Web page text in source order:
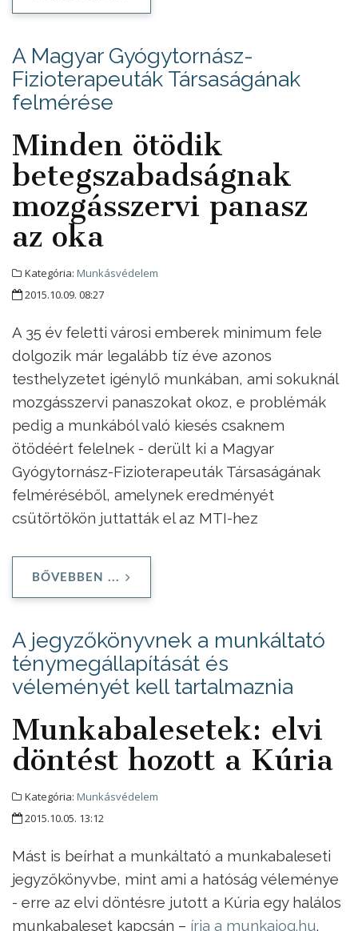
A Magyar Gyógytornász-
Fizioterapeuták Társaságának
felmérése
Minden ötödik
betegszabadságnak
mozgásszervi panasz
az oka
Kategória: Munkásvédelem
2015.10.09. 08:27
A 35 év feletti városi emberek minimum fele
dolgozik már legalább tíz éve azonos
testhelyzetet igénylő munkában, ami sokuknál
mozgásszervi panaszokat okoz, e problémák
pedig a munkából való kiesés csaknem
ötödéért felelnek - derült ki a Magyar
Gyógytornász-Fizioterapeuták Társaságának
felméréséből, amelynek eredményét
csütörtökön juttatták el az MTI-hez
BŐVEBBEN ...
A jegyzőkönyvnek a munkáltató
ténymegállapítását és
véleményét kell tartalmaznia
Munkabalesetek: elvi
döntést hozott a Kúria
Kategória: Munkásvédelem
2015.10.05. 13:12
Mást is beírhat a munkáltató a munkabaleseti
jegyzőkönyvbe, mint ami a hatóság véleménye
- erre az elvi döntésre jutott a Kúria egy halálos
munkabaleset kapcsán – írja a munkajog.hu.